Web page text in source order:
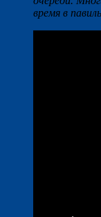
время в